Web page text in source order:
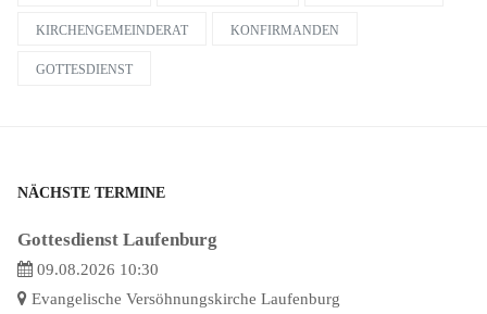
KIRCHENGEMEINDERAT KONFIRMANDEN
GOTTESDIENST
NÄCHSTE TERMINE
Gottesdienst Laufenburg
09.08.2026 10:30
Evangelische Versöhnungskirche Laufenburg